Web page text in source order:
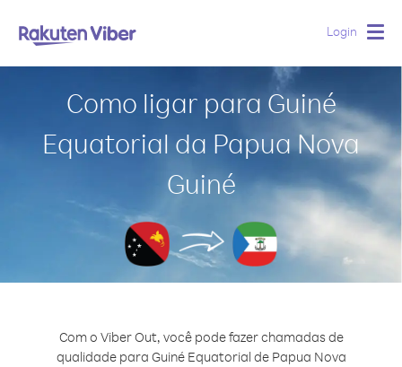
Login
Como ligar para Guiné
Equatorial da Papua Nova
Guiné
Com o Viber Out, você pode fazer chamadas de
qualidade para Guiné Equatorial de Papua Nova